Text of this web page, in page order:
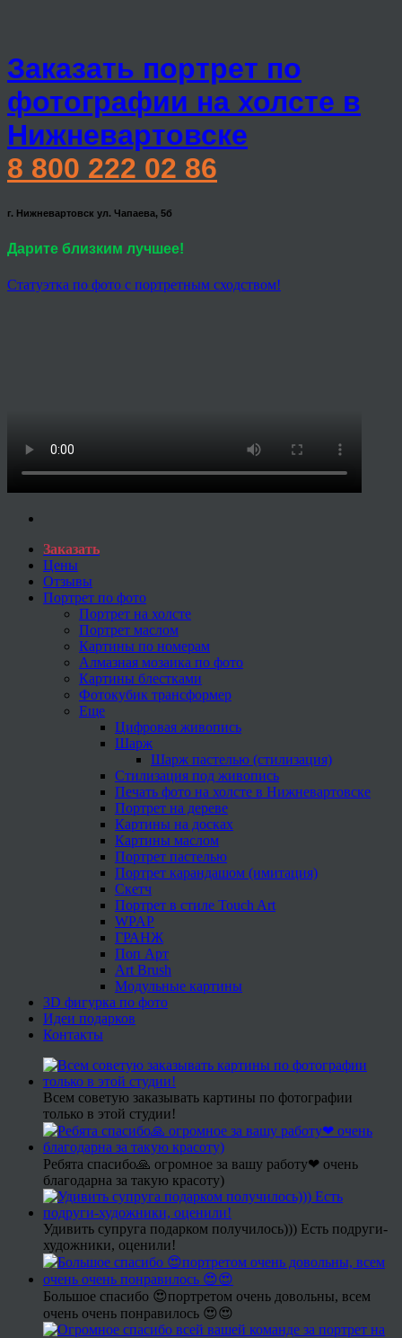
Заказать портрет по
фотографии на холсте в
Нижневартовске
8 800 222 02 86
г. Нижневартовск ул. Чапаева, 5б
Дарите близким лучшее!
Статуэтка по фото с портретным сходством!
Заказать
Цены
Отзывы
Портрет по фото
Портрет на холсте
Портрет маслом
Картины по номерам
Алмазная мозаика по фото
Картины блестками
Фотокубик трансформер
Еще
Цифровая живопись
Шарж
Шарж пастелью (стилизация)
Стилизация под живопись
Печать фото на холсте в Нижневартовске
Портрет на дереве
Картины на досках
Картины маслом
Портрет пастелью
Портрет карандашом (имитация)
Скетч
Портрет в стиле Touch Art
WPAP
ГРАНЖ
Поп Арт
Art Brush
Модульные картины
3D фигурка по фото
Идеи подарков
Контакты
Всем советую заказывать картины по фотографии
только в этой студии!
Ребята спасибо🙏 огромное за вашу работу❤ очень
благодарна за такую красоту)
Удивить супруга подарком получилось))) Есть подруги-
художники, оценили!
Большое спасибо 😍портретом очень довольны, всем
очень очень понравилось 😍😍